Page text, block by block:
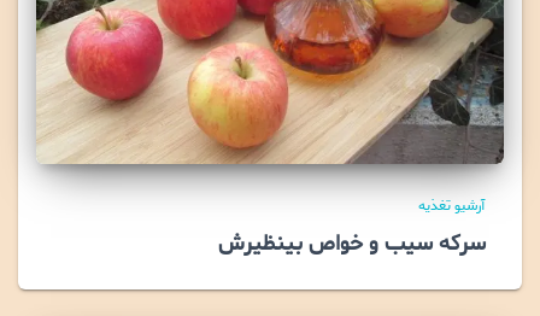
آرشیو تغذیه
سرکه سیب و خواص بینظیرش